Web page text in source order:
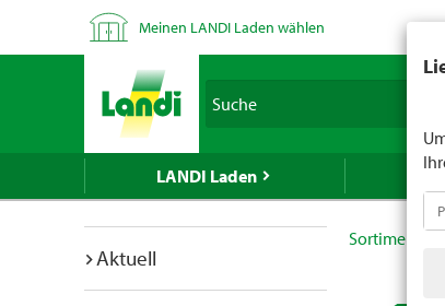
Meinen LANDI Laden wählen
LANDI Laden
Aktuell
Sortiment